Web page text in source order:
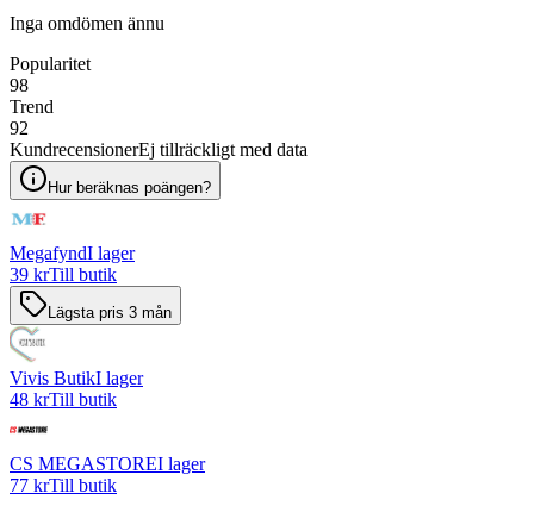
Inga omdömen ännu
Popularitet
98
Trend
92
KundrecensionerEj tillräckligt med data
Hur beräknas poängen?
MegafyndI lager
39 krTill butik
Lägsta pris 3 mån
Vivis ButikI lager
48 krTill butik
CS MEGASTOREI lager
77 krTill butik